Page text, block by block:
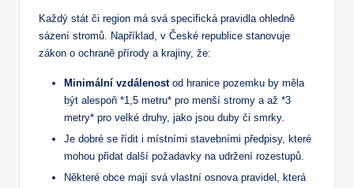
Každý stát či region má svá specifická pravidla ohledně
sázení stromů. Například, v České republice stanovuje
zákon o ochraně přírody a krajiny, že:
Minimální vzdálenostod hranice pozemku by měla
být alespoň *1,5 metru* pro menší stromy a až *3
metry* pro velké druhy, jako jsou duby či smrky.
Je dobré se řídit i místními stavebními předpisy, které
mohou přidat další požadavky na udržení rozestupů.
Některé obce mají svá vlastní osnova pravidel, která